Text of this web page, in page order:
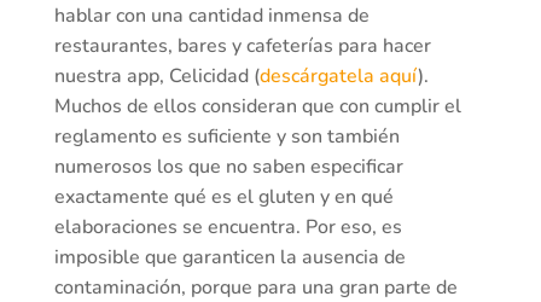
hablar con una cantidad inmensa de
restaurantes, bares y cafeterías para hacer
nuestra app, Celicidad (descárgatela aquí).
Muchos de ellos consideran que con cumplir el
reglamento es suficiente y son también
numerosos los que no saben especificar
exactamente qué es el gluten y en qué
elaboraciones se encuentra. Por eso, es
imposible que garanticen la ausencia de
contaminación, porque para una gran parte de